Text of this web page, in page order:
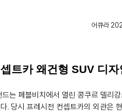
어큐라
트카 왜건형 SUV 디
드는 페블비치에서 열린 콩쿠르 델리
. 당시 프레시전 컨셉트카의 외관은